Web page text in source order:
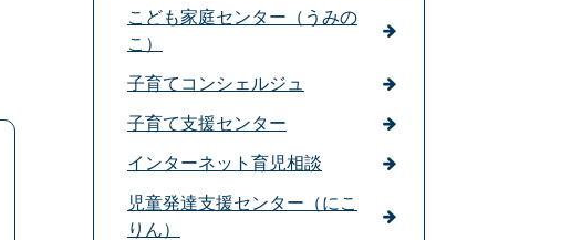
こども家庭センター（うみの
こ）
子育てコンシェルジュ
子育て支援センター
インターネット育児相談
児童発達支援センター（にこ
りん）